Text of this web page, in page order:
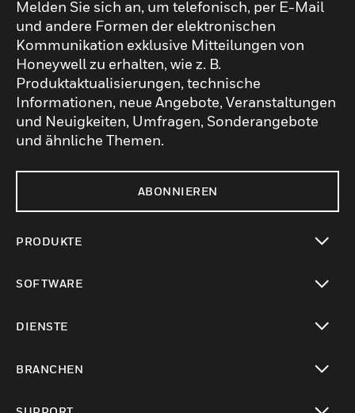
Melden Sie sich an, um telefonisch, per E-Mail
und andere Formen der elektronischen
Kommunikation exklusive Mitteilungen von
Honeywell zu erhalten, wie z. B.
Produktaktualisierungen, technische
Informationen, neue Angebote, Veranstaltungen
und Neuigkeiten, Umfragen, Sonderangebote
und ähnliche Themen.
ABONNIEREN
PRODUKTE
SOFTWARE
DIENSTE
BRANCHEN